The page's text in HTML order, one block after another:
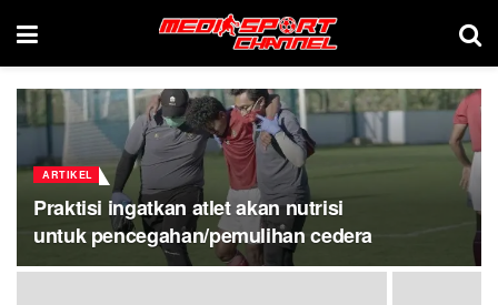
ARTIKEL
Praktisi ingatkan atlet akan nutrisi
untuk pencegahan/pemulihan cedera